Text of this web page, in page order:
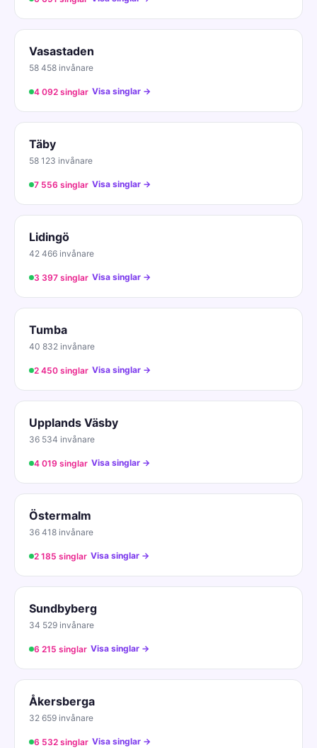
Vasastaden
58 458 invånare
4 092 singlar Visa singlar →
Täby
58 123 invånare
7 556 singlar Visa singlar →
Lidingö
42 466 invånare
3 397 singlar Visa singlar →
Tumba
40 832 invånare
2 450 singlar Visa singlar →
Upplands Väsby
36 534 invånare
4 019 singlar Visa singlar →
Östermalm
36 418 invånare
2 185 singlar Visa singlar →
Sundbyberg
34 529 invånare
6 215 singlar Visa singlar →
Åkersberga
32 659 invånare
6 532 singlar Visa singlar →